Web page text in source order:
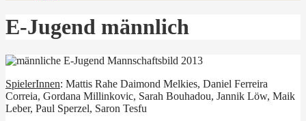
E-Jugend männlich
SpielerInnen: Mattis Rahe Daimond Melkies, Daniel Ferreira
Correia, Gordana Millinkovic, Sarah Bouhadou, Jannik Löw, Maik
Leber, Paul Sperzel, Saron Tesfu